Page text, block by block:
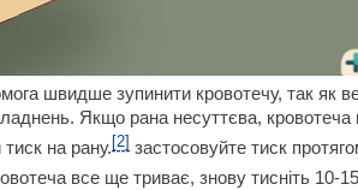
швидше зупинити кровотечу, так як
Якщо рана несуттєва, кровотеча
на рану. [2] застосовуйте тиск
все ще триває, знову тисніть 10-